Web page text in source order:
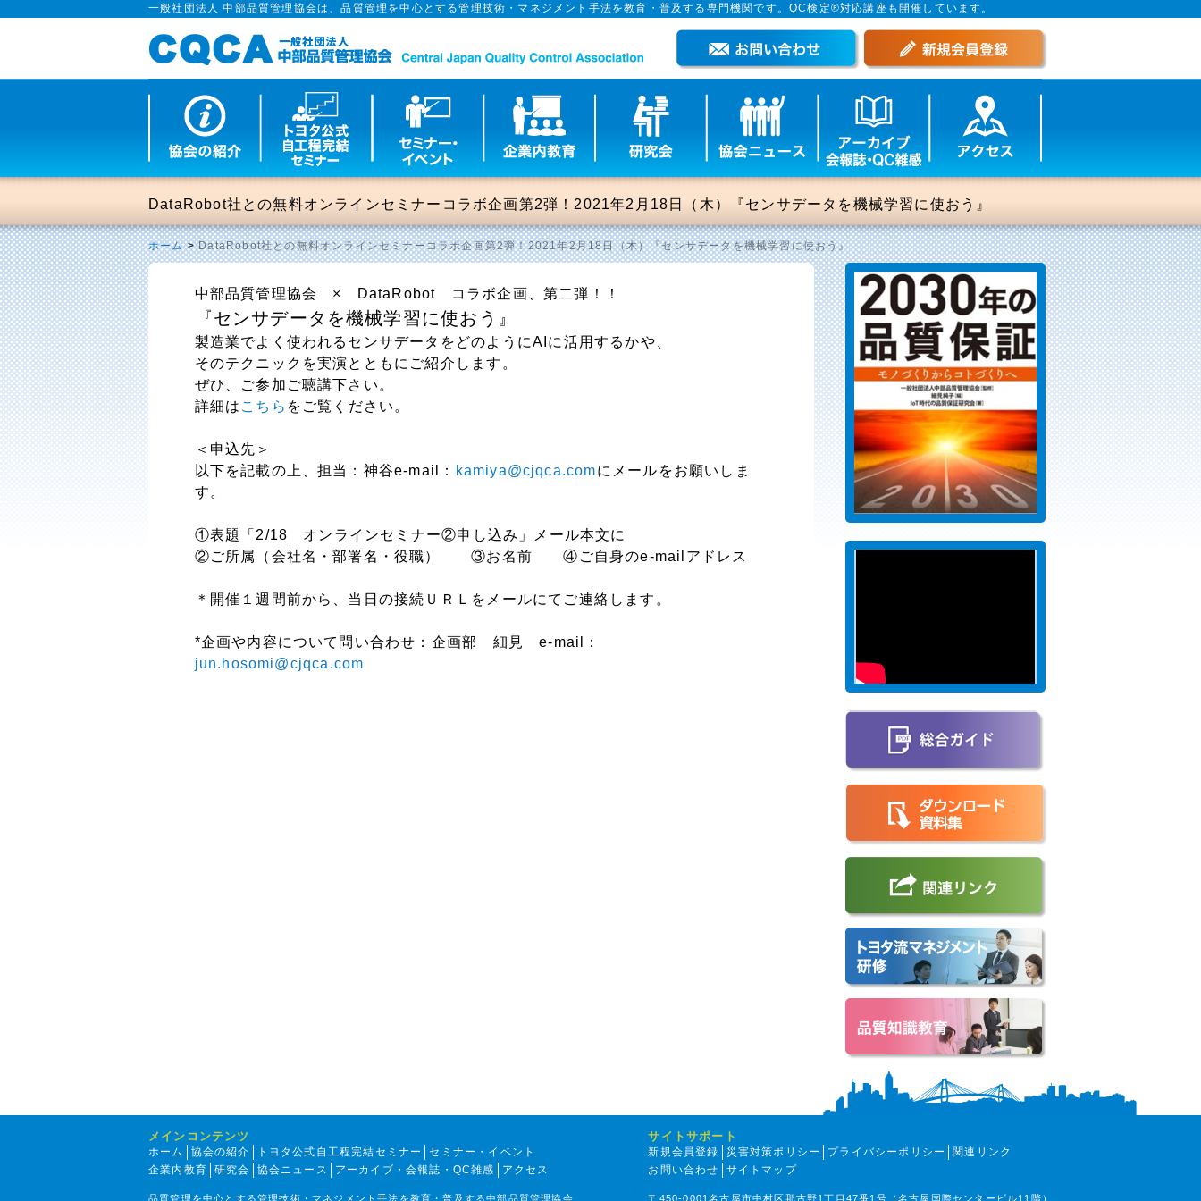
一般社団法人 中部品質管理協会は、品質管理を中心とする管理技術・マネジメント手法を教育・普及する専門機関です。QC検定®対応講座も開催しています。
DataRobot社との無料オンラインセミナーコラボ企画第2弾！2021年2月18日（木）『センサデータを機械学習に使おう』
ホーム>DataRobot社との無料オンラインセミナーコラボ企画第2弾！2021年2月18日（木）『センサデータを機械学習に使おう』
中部品質管理協会 × DataRobot コラボ企画、第二弾！！
『センサデータを機械学習に使おう』
製造業でよく使われるセンサデータをどのようにAIに活用するかや、
そのテクニックを実演とともにご紹介します。
ぜひ、ご参加ご聴講下さい。
詳細は こちら をご覧ください。
＜申込先＞
以下を記載の上、担当：神谷e-mail：
kamiya@cjqca.comにメールをお願いしま
す。
①表題「2/18 オンラインセミナー②申し込み」メール本文に
②ご所属（会社名・部署名・役職） ③お名前 ④ご自身のe-mailアドレス
＊開催１週間前から、当日の接続ＵＲＬをメールにてご連絡します。
*企画や内容について問い合わせ：企画部 細見 e-mail：
jun.hosomi@cjqca.com
メインコンテンツ
ホーム 協会の紹介 トヨタ公式自工程完結セミナー
セミナー・イベント
企業内教育
研究会 協会ニュース アーカイブ・会報誌・QC雑感 アクセス
品質管理を中心とする管理技術・マネジメント手法を教育・普及する中部品質管理協会
サイトサポート
新規会員登録 災害対策ポリシー プライバシーポリシー
関連リンク
お問い合わせ
サイトマップ
〒450-0001名古屋市中村区那古野1丁目47番1号（名古屋国際センタービル11階）